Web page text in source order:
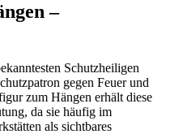
–
Schutzheiligen
gegen Feuer und
zum Hängen erhält diese
da sie häufig im
als sichtbares